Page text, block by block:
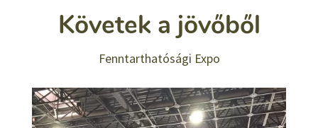
Követek a jövőből
Fenntarthatósági Expo